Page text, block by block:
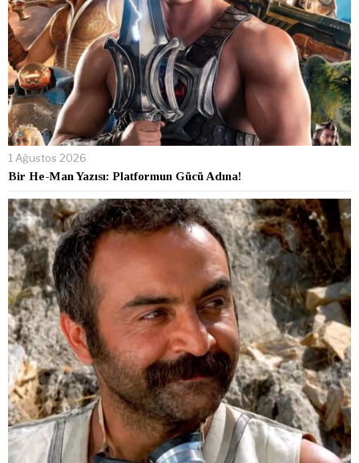
1 Ağustos 2026
Bir He-Man Yazısı: Platformun Gücü Adına!